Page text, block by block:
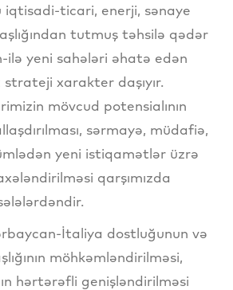
iqtisadi-ticari, enerji, sənaye
tutmuş təhsilə qədər
ilə yeni sahələri əhatə edən
strateji xarakter daşıyır.
mövcud potensialının
sərmayə, müdafiə,
yeni istiqamətlər üzrə
qarşımızda
İtaliya dostluğunun və
möhkəmləndirilməsi,
hərtərəfli genişləndirilməsi